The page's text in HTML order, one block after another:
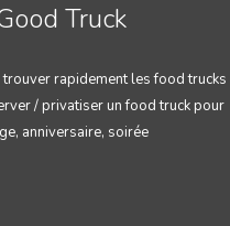
Truck
trouver rapidement les food trucks
/ privatiser un food truck pour
anniversaire, soirée